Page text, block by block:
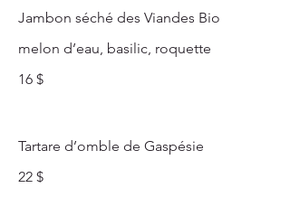
Jambon séché des Viandes Bio
melon d’eau, basilic, roquette
16 $
Tartare d’omble de Gaspésie
22 $